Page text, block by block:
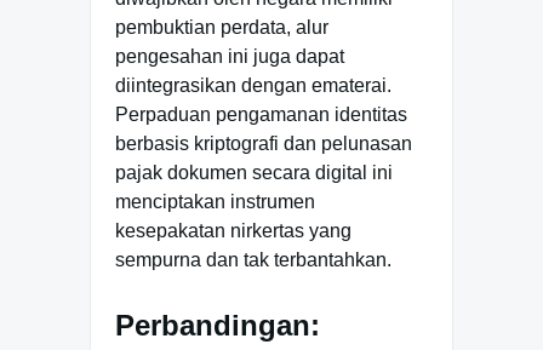
pembuktian perdata, alur
pengesahan ini juga dapat
diintegrasikan dengan ematerai.
Perpaduan pengamanan identitas
berbasis kriptografi dan pelunasan
pajak dokumen secara digital ini
menciptakan instrumen
kesepakatan nirkertas yang
sempurna dan tak terbantahkan.
Perbandingan: